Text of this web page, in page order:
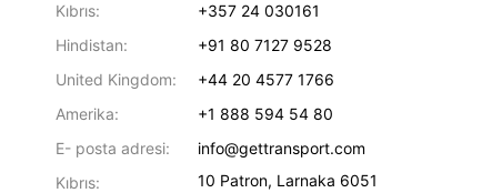
Kıbrıs:
+357 24 030161
Hindistan:
+91 80 7127 9528
United Kingdom:
+44 20 4577 1766
Amerika:
+1 888 594 54 80
E- posta adresi:
info@gettransport.com
Kıbrıs:
10 Patron, Larnaka 6051